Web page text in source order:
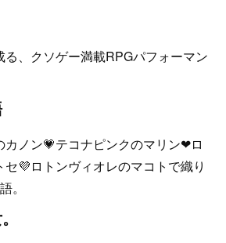
る、クソゲー満載RPGパフォーマン
カノン💗テコナピンクのマリン❤ロ
セ💜ロトンヴィオレのマコトで織り
。